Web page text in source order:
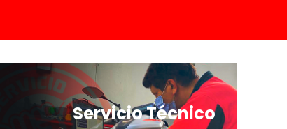
Servicio Técnico